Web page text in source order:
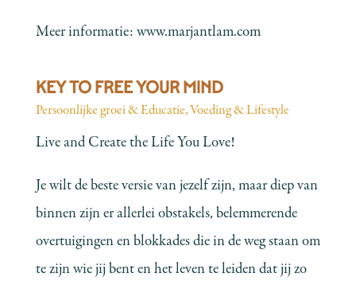
Meer informatie:www.marjantlam.com
KEY TO FREE YOUR MIND
Persoonlijke groei & Educatie,Voeding & Lifestyle
Live and Create the Life You Love!
Je wilt de beste versie van jezelf zijn, maar diep van
binnen zijn er allerlei obstakels, belemmerende
overtuigingen en blokkades die in de weg staan om
te zijn wie jij bent en het leven te leiden dat jij zo